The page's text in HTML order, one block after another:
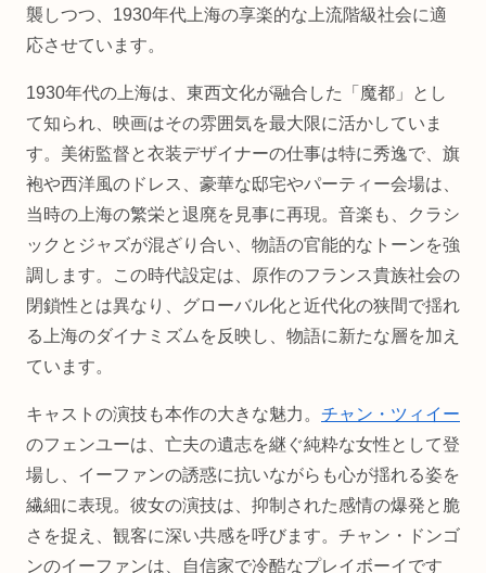
襲しつつ、1930年代上海の享楽的な上流階級社会に適
応させています。
1930年代の上海は、東西文化が融合した「魔都」とし
て知られ、映画はその雰囲気を最大限に活かしていま
す。美術監督と衣装デザイナーの仕事は特に秀逸で、旗
袍や西洋風のドレス、豪華な邸宅やパーティー会場は、
当時の上海の繁栄と退廃を見事に再現。音楽も、クラシ
ックとジャズが混ざり合い、物語の官能的なトーンを強
調します。この時代設定は、原作のフランス貴族社会の
閉鎖性とは異なり、グローバル化と近代化の狭間で揺れ
る上海のダイナミズムを反映し、物語に新たな層を加え
ています。
キャストの演技も本作の大きな魅力。 チャン・ツィイー
のフェンユーは、亡夫の遺志を継ぐ純粋な女性として登
場し、イーファンの誘惑に抗いながらも心が揺れる姿を
繊細に表現。彼女の演技は、抑制された感情の爆発と脆
さを捉え、観客に深い共感を呼びます。チャン・ドンゴ
ンのイーファンは、自信家で冷酷なプレイボーイです